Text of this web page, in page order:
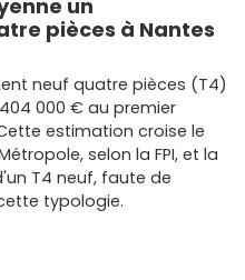
bas sur les emplacements
favorisent la
à moyen/long terme,
destanding et un bon
par quartier, surface,
ton tri en quelques clics
un
pièces à Nantes
neuf quatre pièces (T4)
000 € au premier
estimation croise le
selon la FPI, et la
T4 neuf, faute de
typologie.